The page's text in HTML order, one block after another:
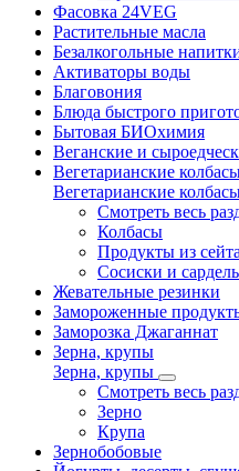
Фасовка 24VEG
Растительные масла
Безалкогольные
Активаторы воды
Благовония
Блюда быстрого
Бытовая БИОхимия
Веганские и
Вегетарианские
Вегетарианские
Смотреть весь
Колбасы
Продукты из
Сосиски и
Жевательные резинки
Замороженные
Заморозка Джаганнат
Зерна, крупы
Зерна, крупы
Смотреть весь
Зерно
Крупа
Зернобобовые